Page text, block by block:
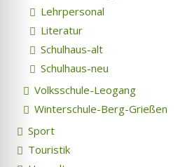
Lehrpersonal
Literatur
Schulhaus-alt
Schulhaus-neu
Volksschule-Leogang
Winterschule-Berg-Grießen
Sport
Touristik